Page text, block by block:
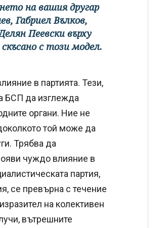
на вашия другар
Габриел Вълков,
Пеевски върху
с този модел.
в партията. Тези,
БСП да изглежда
органи. Ние не
той може да
Трябва да
чуждо влияние в
партия,
се превърна с течение
на колективен
вътрешните